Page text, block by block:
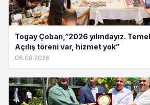
Togay Çoban,”2026 yılındayız.
Açılış töreni var, hizmet yok”
06.08.2026